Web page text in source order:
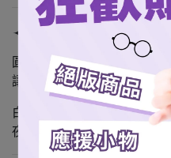
✦ 多款成員設計
圓形燈面 × 柔霧色調
讓角色在光暈中更立體。
白天是收藏，
夜晚是陪伴。